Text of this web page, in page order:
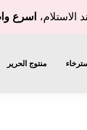
اسرع
منتوج الحرير